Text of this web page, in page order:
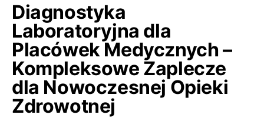
Diagnostyka
Laboratoryjna dla
Placówek Medycznych –
Kompleksowe Zaplecze
dla Nowoczesnej Opieki
Zdrowotnej